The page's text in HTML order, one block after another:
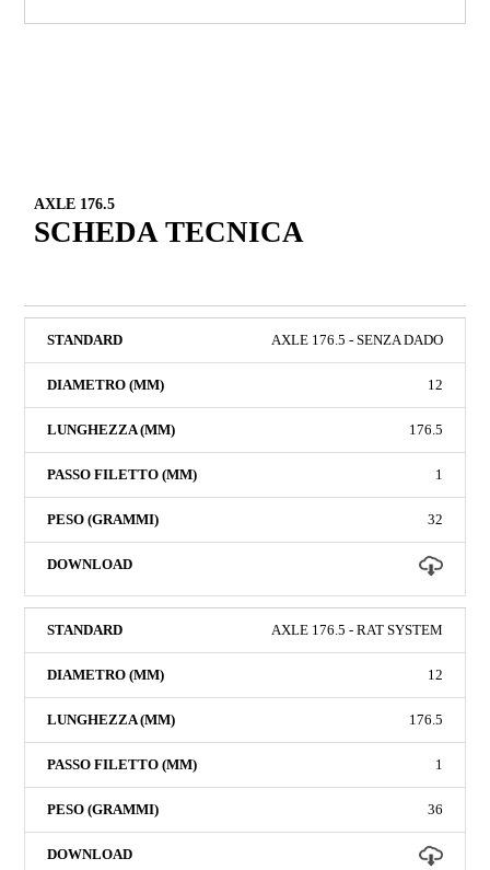
AXLE 176.5
SCHEDA TECNICA
AXLE 176.5 - SENZA DADO
12
176.5
1
32
AXLE 176.5 - RAT SYSTEM
12
176.5
1
36